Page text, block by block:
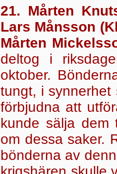
21. Mårten
Lars Månsson
Mårten
deltog i
oktober.
tungt, i synnerhet
förbjudna att
kunde sälja dem
om dessa saker.
bönderna av